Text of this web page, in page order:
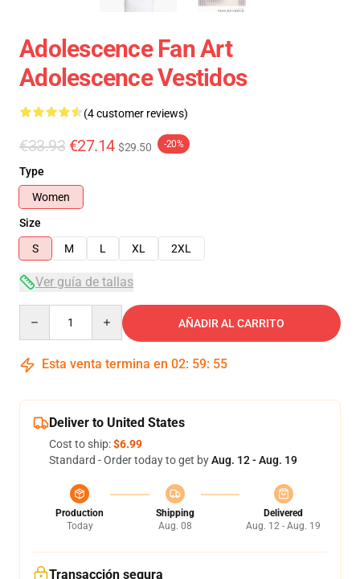
Adolescence Fan Art
Adolescence Vestidos
(4 customer reviews)
€33.93 €27.14 $29.50 -20%
Type
Women
Size
S
M L XL 2XL
Ver guía de tallas
AÑADIR AL CARRITO
Esta venta termina en 02: 59: 54
Deliver to United States
Cost to ship:$6.99
Standard - Order today to get byAug. 12 - Aug. 19
Production
Today
Shipping
Aug. 08
Delivered
Aug. 12 - Aug. 19
Transacción segura